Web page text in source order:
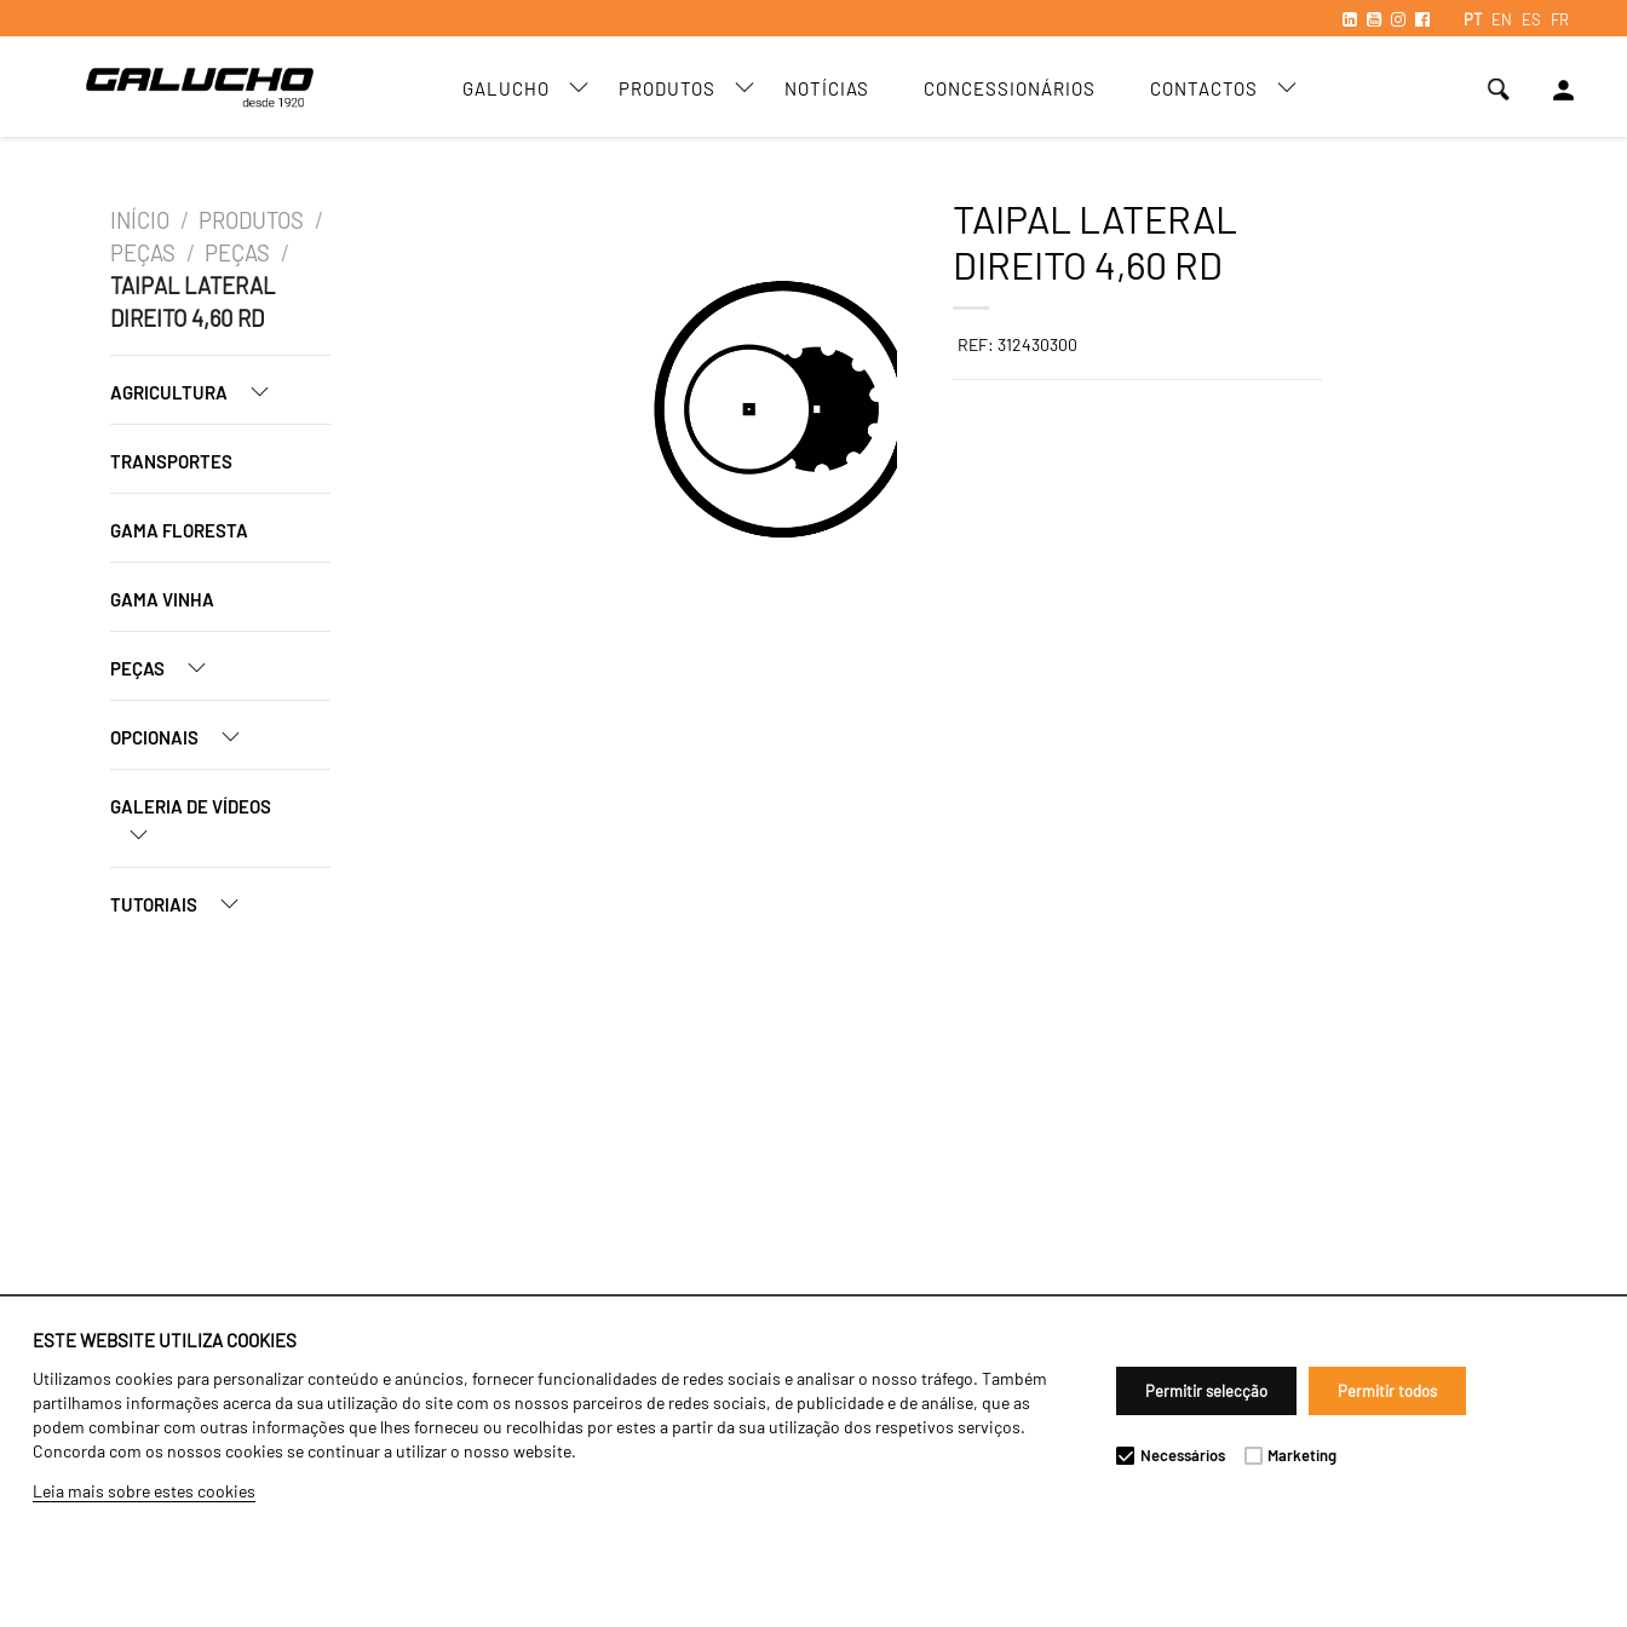
PT EN ES FR
GALUCHO PRODUTOS NOTÍCIAS CONCESSIONÁRIOS CONTACTOS person
ESTE WEBSITE UTILIZA COOKIES
Utilizamos cookies para personalizar conteúdo e anúncios, fornecer funcionalidades de redes sociais e analisar o nosso tráfego. Também
partilhamos informações acerca da sua utilização do site com os nossos parceiros de redes sociais, de publicidade e de análise, que as
podem combinar com outras informações que lhes forneceu ou recolhidas por estes a partir da sua utilização dos respetivos serviços.
Concorda com os nossos cookies se continuar a utilizar o nosso website.
Leia mais sobre estes cookies
Permitir selecção Permitir todos
Necessários Marketing
INÍCIO / PRODUTOS /
PEÇAS / PEÇAS /
TAIPAL LATERAL
DIREITO 4,60 RD
AGRICULTURA
TRANSPORTES
GAMA FLORESTA
GAMA VINHA
PEÇAS
OPCIONAIS
GALERIA DE VÍDEOS
TUTORIAIS
TAIPAL LATERAL
DIREITO 4,60 RD
REF: 312430300
Identidade
História
Fábrica / Produção
Recursos Humanos
Agricultura
Transportes
Gama Floresta
Notícias
Concessionários